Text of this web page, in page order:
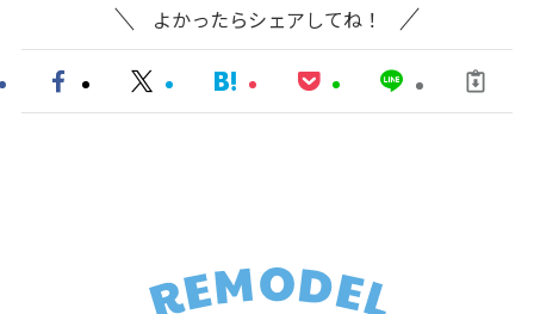
よかったらシェアしてね！